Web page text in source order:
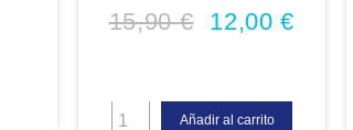
Marrón doble pared al vacío
15,90€ 12,00€
Añadir al carrito